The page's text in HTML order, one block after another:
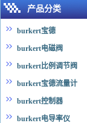
产品分类
burkert宝德
burkert电磁阀
burkert比例调节阀
burkert宝德流量计
burkert控制器
burkert电导率仪